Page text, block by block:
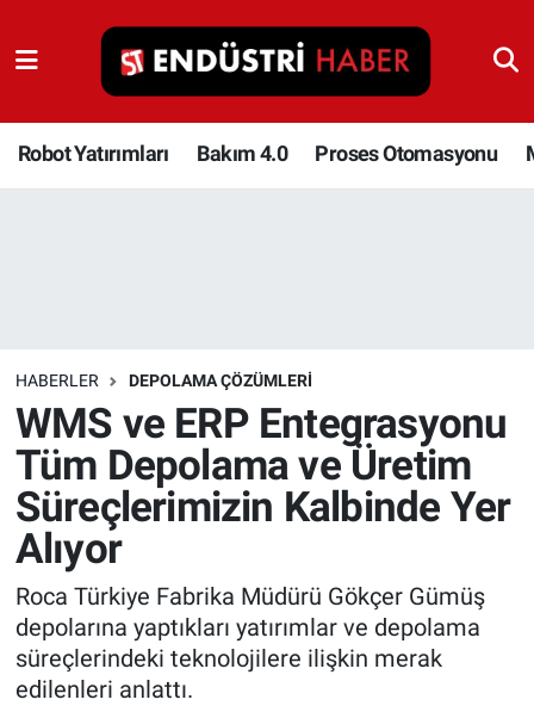
Robot Yatırımları Bakım 4.0 Proses Otomasyonu
HABERLER DEPOLAMA ÇÖZÜMLERI
WMS ve ERP Entegrasyonu
Tüm Depolama ve Üretim
Süreçlerimizin Kalbinde Yer
Alıyor
Roca Türkiye Fabrika Müdürü Gökçer Gümüş
depolarına yaptıkları yatırımlar ve depolama
süreçlerindeki teknolojilere ilişkin merak
edilenleri anlattı.
Robot Yatırımları
Bakım 4.0
Depolama Çözümleri
İnşaat ve Malzeme
HaberOrtak
EndüstriST
Enerjisini Üreten Fabrikalar
Endüstri 4.0 Uygulamaları